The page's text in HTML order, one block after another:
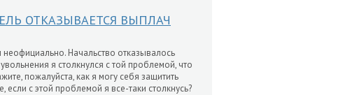
ОТКАЗЫВАЕТСЯ ВЫПЛАЧ
Начальство отказывалось
я столкнулся с той проблемой, что
пожалуйста, как я могу себя защитить
с этой проблемой я все-таки столкнусь?